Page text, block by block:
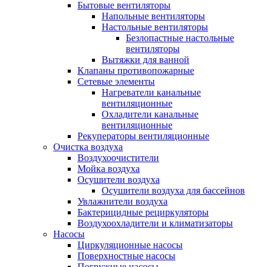
Бытовые вентиляторы
Напольные вентиляторы
Настольные вентиляторы
Безлопастные настольные
вентиляторы
Вытяжки для ванной
Клапаны противопожарные
Сетевые элементы
Нагреватели канальные
вентиляционные
Охладители канальные
вентиляционные
Рекуператоры вентиляционные
Очистка воздуха
Воздухоочистители
Мойка воздуха
Осушители воздуха
Осушители воздуха для бассейнов
Увлажнители воздуха
Бактерицидные рециркуляторы
Воздухоохладители и климатизаторы
Насосы
Циркуляционные насосы
Поверхностные насосы